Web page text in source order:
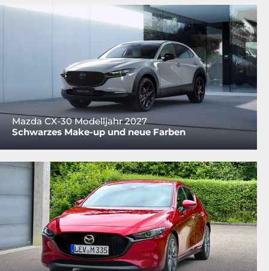
Mazda CX-30 Modelljahr 2027
Schwarzes Make-up und neue Farben